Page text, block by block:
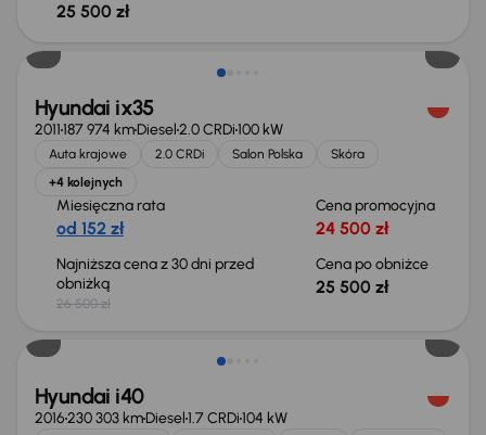
25 500 zł
Taniej o 1 000 zł
Hyundai ix35
2011187 974 kmDiesel2.0 CRDi100 kW
Auta krajowe 2.0 CRDi Salon Polska
Skóra
+4 kolejnych
Miesięczna rata
od 152 zł
Cena promocyjna
24 500 zł
Najniższa cena z 30 dni przed
obniżką
26 500 zł
Cena po obniżce
25 500 zł
Taniej o 1 000 zł
Hyundai i40
2016230 303 kmDiesel1.7 CRDi104 kW